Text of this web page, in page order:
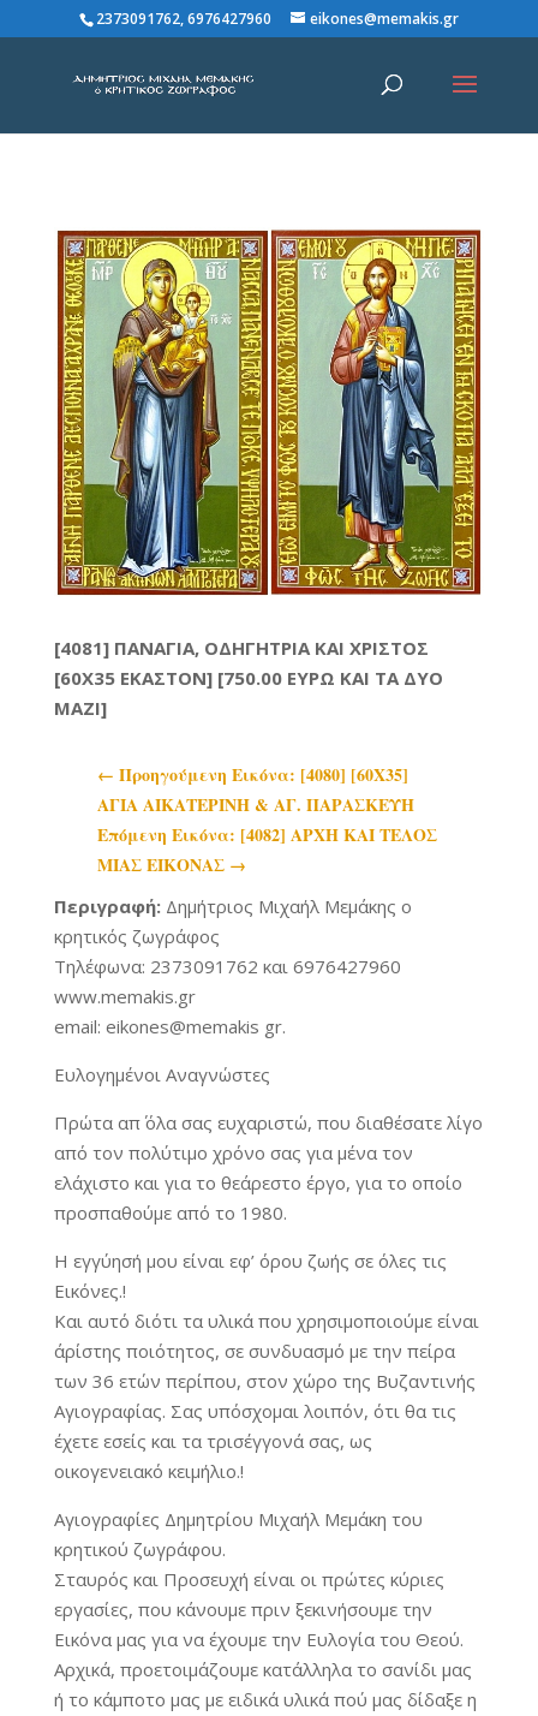
2373091762, 6976427960 eikones@memakis.gr
[4081] ΠΑΝΑΓΙΑ, ΟΔΗΓΗΤΡΙΑ ΚΑΙ ΧΡΙΣΤΟΣ
[60X35 ΕΚΑΣΤΟΝ] [750.00 ΕΥΡΩ ΚΑΙ ΤΑ ΔΥΟ
ΜΑΖΙ]
← Προηγoύμενη Εικόνα: [4080] [60Χ35]
ΑΓΙΑ ΑΙΚΑΤΕΡΙΝΗ & ΑΓ. ΠΑΡΑΣΚΕΥΗ
Επόμενη Εικόνα: [4082] ΑΡΧΗ ΚΑΙ ΤΕΛΟΣ
ΜΙΑΣ ΕΙΚΟΝΑΣ→
Περιγραφή:Δημήτριος Μιχαήλ Μεμάκης ο
κρητικός ζωγράφος
Τηλέφωνα: 2373091762 και 6976427960
www.memakis.gr
email: eikones@memakis gr.
Ευλογημένοι Αναγνώστες
Πρώτα απ΄ όλα σας ευχαριστώ, που διαθέσατε λίγο
από τον πολύτιμο χρόνο σας για μένα τον
ελάχιστο και για το θεάρεστο έργο, για το οποίο
προσπαθούμε από το 1980.
Η εγγύησή μου είναι εφ’ όρου ζωής σε όλες τις
Εικόνες.!
Και αυτό διότι τα υλικά που χρησιμοποιούμε είναι
άρίστης ποιότητος, σε συνδυασμό με την πείρα
των 36 ετών περίπου, στον χώρο της Βυζαντινής
Αγιογραφίας. Σας υπόσχομαι λοιπόν, ότι θα τις
έχετε εσείς και τα τρισέγγονά σας, ως
οικογενειακό κειμήλιο.!
Αγιογραφίες Δημητρίου Μιχαήλ Μεμάκη του
κρητικού ζωγράφου.
Σταυρός και Προσευχή είναι οι πρώτες κύριες
εργασίες, που κάνουμε πριν ξεκινήσουμε την
Εικόνα μας για να έχουμε την Ευλογία του Θεού.
Αρχικά, προετοιμάζουμε κατάλληλα το σανίδι μας
ή το κάμποτο μας με ειδικά υλικά πού μας δίδαξε η